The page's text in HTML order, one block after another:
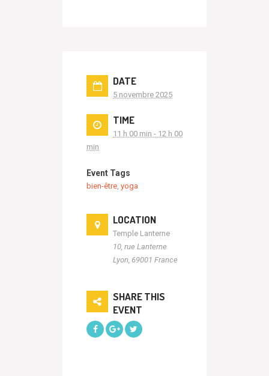
DATE
5 novembre 2025
TIME
11 h 00 min - 12 h 00
min
Event Tags
bien-être yoga
LOCATION
Temple Lanterne
10, rue Lanterne
Lyon 69001 France
SHARE THIS
EVENT